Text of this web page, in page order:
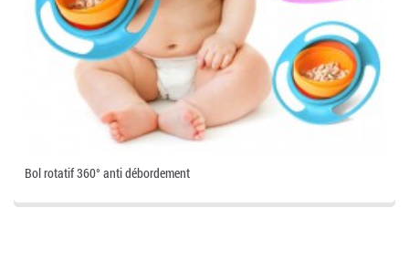
Bol rotatif 360° anti débordement